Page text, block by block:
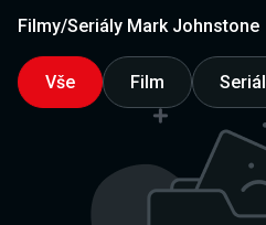
Filmy/Seriály Mark Johnstone
Vše Film Seriál